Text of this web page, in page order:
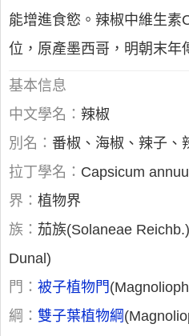
能增進食慾。辣椒中維生素
位，原產墨西哥，明朝末年
基本信息
中文學名： 辣椒
別名： 番椒、海椒、辣子、
拉丁學名： Capsicum
界： 植物界
族： 茄族(Solaneae
Dunal)
門： 被子植物門
綱： 雙子葉植物綱